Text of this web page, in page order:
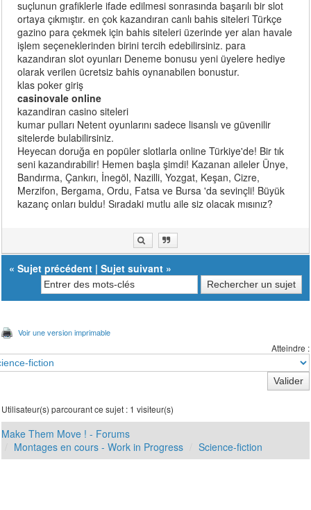
suçlunun grafiklerle ifade edilmesi sonrasında başarılı bir slot
ortaya çıkmıştır. en çok kazandıran canlı bahis siteleri Türkçe
gazino para çekmek için bahis siteleri üzerinde yer alan havale
işlem seçeneklerinden birini tercih edebilirsiniz. para
kazandıran slot oyunları Deneme bonusu yeni üyelere hediye
olarak verilen ücretsiz bahis oynanabilen bonustur.
klas poker giriş
casinovale online
kazandiran casino siteleri
kumar pulları Netent oyunlarını sadece lisanslı ve güvenilir
sitelerde bulabilirsiniz.
Heyecan doruğa en popüler slotlarla online Türkiye'de! Bir tık
seni kazandırabilir! Hemen başla şimdi! Kazanan aileler Ünye,
Bandırma, Çankırı, İnegöl, Nazilli, Yozgat, Keşan, Cizre,
Merzifon, Bergama, Ordu, Fatsa ve Bursa 'da sevinçli! Büyük
kazanç onları buldu! Sıradaki mutlu aile siz olacak mısınız?
«Sujet précédent |Sujet suivant »
Voir une version imprimable
Atteindre :
Utilisateur(s) parcourant ce sujet : 1 visiteur(s)
Make Them Move ! - Forums
Montages en cours - Work in Progress
Science-fiction